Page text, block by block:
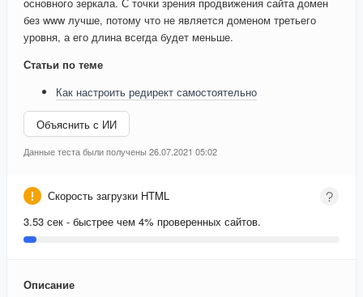
без www лучше, потому что не является доменом третьего
уровня, а его длина всегда будет меньше.
Статьи по теме
Как настроить редирект самостоятельно
Объяснить с ИИ
Данные теста были получены 26.07.2021 05:02
Скорость загрузки HTML
3.53 сек - быстрее чем 4% проверенных сайтов.
Описание